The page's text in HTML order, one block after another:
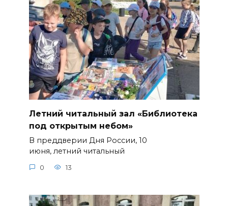
Летний читальный зал «Библиотека
под открытым небом»
В преддверии Дня России, 10
июня, летний читальный
0 13